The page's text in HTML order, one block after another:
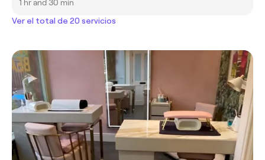
1 hr and 30 min
Ver el total de 20 servicios